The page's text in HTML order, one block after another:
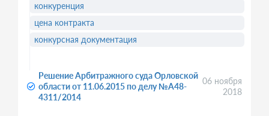
Решение Арбитражного суда Орловской
области от 11.06.2015 по делу №А48-
4311/2014
06 ноября
2018
конкуренция
цена контракта
конкурсная документация